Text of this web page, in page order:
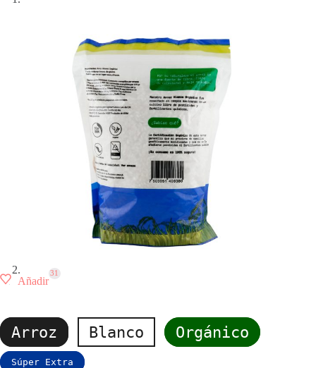
Añadir
31
Arroz Blanco Orgánico
Súper Extra